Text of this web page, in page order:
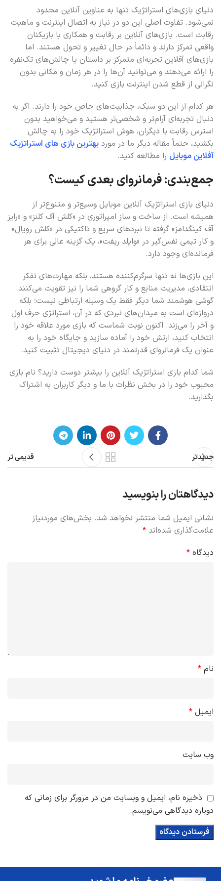
دنیای بازی‌های استراتژیک تنها به عناوین آنلاین محدود
نمی‌شود. تفاوت اصلی این دو در نیاز به اتصال اینترنت و ماهیت
رقابت است. بازی‌های آنلاین بر رقابت و همکاری با بازیکنان
واقعی تمرکز دارند و دائماً در حال تغییر و تحول هستند. اما
بازی‌های آفلاین تجربه‌ای متمرکز بر داستان یا چالش‌های تک‌نفره
را ارائه می‌دهند و می‌توانید آن‌ها را در هر زمان و مکانی بدون
نگرانی از قطع شدن اینترنت بازی کنید.
هر کدام از این دو سبک، جذابیت‌های خاص خود را دارند. اگر به
دنبال تجربه‌ای آرام‌تر و شخصی‌تر هستید و می‌خواهید بدون
استرس رقابت با دیگران، هوش استراتژیک خود را به چالش
بکشید، حتماً مقاله دیگر ما در مورد بهترین بازی های استراتژیک
آفلاین موبایل را مطالعه کنید.
جمع‌بندی: فرمانروای بعدی کیست؟
دنیای بازی استراتژیک آنلاین موبایل وسیع‌تر و متنوع‌تر از
همیشه است. از ساخت و ساز امپراتوری در «کلش آف کلنز» و «رایز
آف کینگدامز» گرفته تا نبردهای سریع و تاکتیکی در «کلش رویال»
و کار تیمی نفس‌گیر در «وایلد ریفت»، یک گزینه عالی برای هر
فرمانده‌ای وجود دارد.
این بازی‌ها نه تنها سرگرم‌کننده هستند، بلکه مهارت‌های تفکر
انتقادی، مدیریت منابع و کار گروهی شما را نیز تقویت می‌کنند.
گوشی هوشمند شما دیگر فقط یک وسیله ارتباطی نیست؛ بلکه
دروازه‌ای است به میدان‌های نبردی که در آن، استراتژی حرف اول
و آخر را می‌زند. اکنون نوبت شماست که بازی مورد علاقه خود را
انتخاب کنید، ارتش خود را آماده سازید و جایگاه خود را به
عنوان یک فرمانروای قدرتمند در دنیای دیجیتال تثبیت کنید.
شما کدام بازی استراتژیک آنلاین را بیشتر دوست دارید؟ نام بازی
محبوب خود را در بخش نظرات با ما و دیگر کاربران به اشتراک
بگذارید.
جدیدتر قدیمی تر
دیدگاهتان را بنویسید
نشانی ایمیل شما منتشر نخواهد شد. بخش‌های موردنیاز
علامت‌گذاری شده‌اند *
دیدگاه *
نام *
ایمیل *
وب‌ سایت
ذخیره نام، ایمیل و وبسایت من در مرورگر برای زمانی که
دوباره دیدگاهی می‌نویسم.